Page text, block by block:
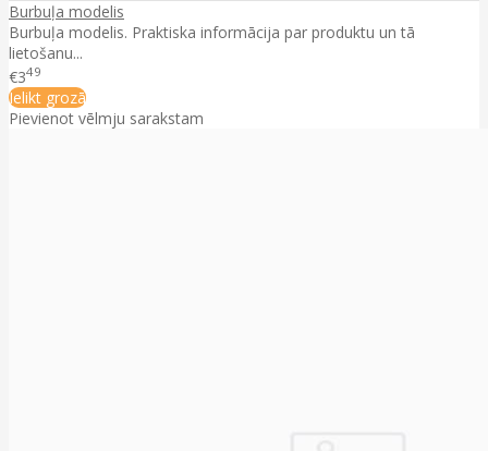
Burbuļa modelis
Burbuļa modelis. Praktiska informācija par produktu un tā
lietošanu...
€349
Ielikt grozā
Pievienot vēlmju sarakstam